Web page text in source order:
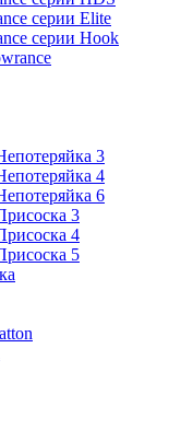
серии Elite
серии Hook
3
4
6
3
4
5